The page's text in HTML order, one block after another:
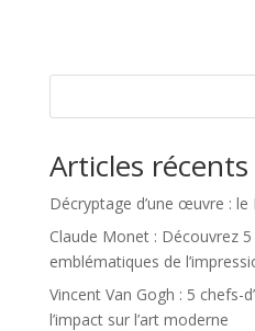
Articles récents
Décryptage d’une œuvre :
Claude Monet : Découvrez
emblématiques de
Vincent Van Gogh : 5
l’impact sur l’art moderne